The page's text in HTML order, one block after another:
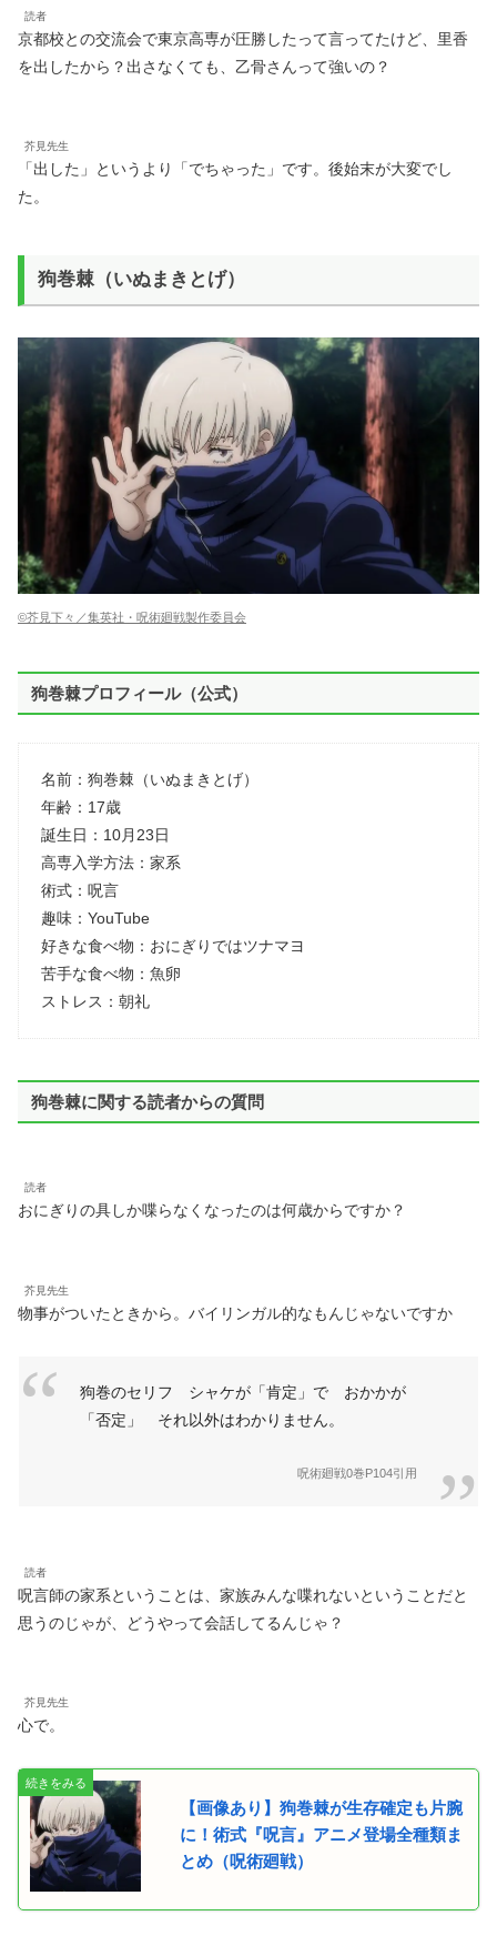
読者
京都校との交流会で東京高専が圧勝したって言ってたけど、里香
を出したから？出さなくても、乙骨さんって強いの？
芥見先生
「出した」というより「でちゃった」です。後始末が大変でし
た。
狗巻棘（いぬまきとげ）
©芥見下々／集英社・呪術廻戦製作委員会
狗巻棘プロフィール（公式）
名前：狗巻棘（いぬまきとげ）
年齢：17歳
誕生日：10月23日
高専入学方法：家系
術式：呪言
趣味：YouTube
好きな食べ物：おにぎりではツナマヨ
苦手な食べ物：魚卵
ストレス：朝礼
狗巻棘に関する読者からの質問
読者
おにぎりの具しか喋らなくなったのは何歳からですか？
芥見先生
物事がついたときから。バイリンガル的なもんじゃないですか
狗巻のセリフ シャケが「肯定」で おかかが
「否定」 それ以外はわかりません。
呪術廻戦0巻P104引用
読者
呪言師の家系ということは、家族みんな喋れないということだと
思うのじゃが、どうやって会話してるんじゃ？
芥見先生
心で。
【画像あり】狗巻棘が生存確定も片腕
に！術式『呪言』アニメ登場全種類ま
とめ（呪術廻戦）